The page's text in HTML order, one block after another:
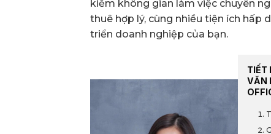
kiếm không gian làm việc chuyên
thuê hợp lý, cùng nhiều tiện ích hấp
triển doanh nghiệp của bạn.
TIẾT
VĂN